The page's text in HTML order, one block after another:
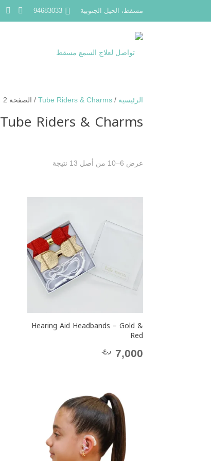
مسقط، الحيل الجنوبية 94683033
الرئيسية /
Tube Riders & Charms / الصفحة 2
Tube Riders & Charms
عرض 6–10 من أصل 13 نتيجة
Hearing Aid Headbands – Gold &
Red
7,000 ر.ع.